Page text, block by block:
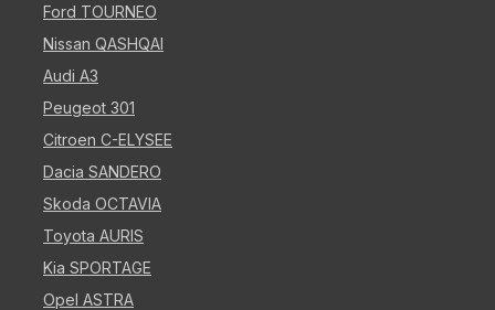
Ford TOURNEO
Nissan QASHQAI
Audi A3
Peugeot 301
Citroen C-ELYSEE
Dacia SANDERO
Skoda OCTAVIA
Toyota AURIS
Kia SPORTAGE
Opel ASTRA